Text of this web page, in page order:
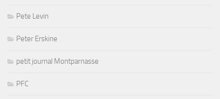
Pete Levin
Peter Erskine
petit journal Montparnasse
PFC